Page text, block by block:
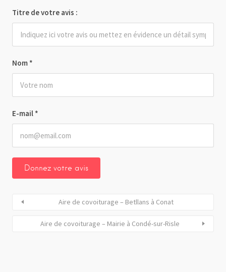
Nom *
E-mail *
Titre de votre avis :
Aire de covoiturage – Betllans à Conat
Aire de covoiturage – Mairie à Condé-sur-Risle